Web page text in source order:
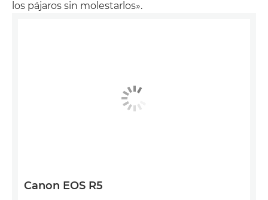
los pájaros sin molestarlos».
Canon EOS R5